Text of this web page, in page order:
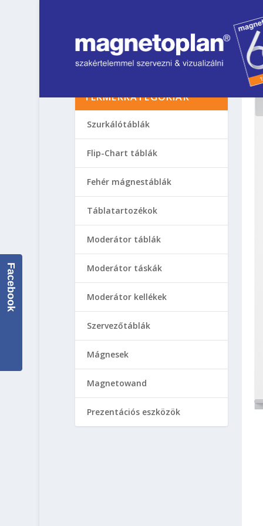
TERMÉKKATEGÓRIÁK
Szurkálótáblák
Flip-Chart táblák
Fehér mágnestáblák
Táblatartozékok
Moderátor táblák
Moderátor táskák
Moderátor kellékek
Szervezőtáblák
Mágnesek
Magnetowand
Prezentációs eszközök
Facebook